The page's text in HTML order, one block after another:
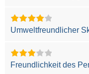
Umweltfreundlicher
Freundlichkeit des